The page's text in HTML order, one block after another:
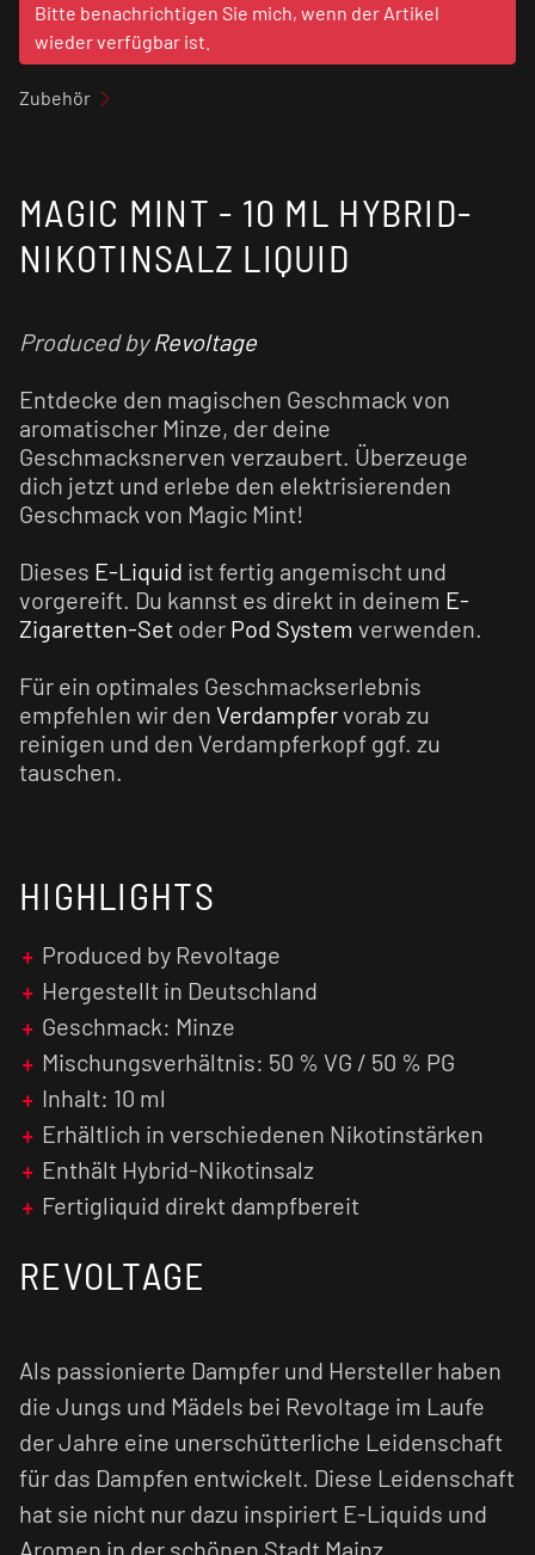
Bitte benachrichtigen Sie mich, wenn der Artikel
wieder verfügbar ist.
Zubehör
MAGIC MINT - 10 ML HYBRID-
NIKOTINSALZ LIQUID
Produced byRevoltage
Entdecke den magischen Geschmack von
aromatischer Minze, der deine
Geschmacksnerven verzaubert. Überzeuge
dich jetzt und erlebe den elektrisierenden
Geschmack von Magic Mint!
Dieses E-Liquid ist fertig angemischt und
vorgereift. Du kannst es direkt in deinem E-
Zigaretten-Set oder Pod System verwenden.
Für ein optimales Geschmackserlebnis
empfehlen wir den Verdampfervorab zu
reinigen und den Verdampferkopf ggf. zu
tauschen.
HIGHLIGHTS
Produced by Revoltage
Hergestellt in Deutschland
Geschmack: Minze
Mischungsverhältnis: 50 % VG / 50 % PG
Inhalt: 10 ml
Erhältlich in verschiedenen Nikotinstärken
Enthält Hybrid-Nikotinsalz
Fertigliquid direkt dampfbereit
REVOLTAGE
Als passionierte Dampfer und Hersteller haben
die Jungs und Mädels bei Revoltage im Laufe
der Jahre eine unerschütterliche Leidenschaft
für das Dampfen entwickelt. Diese Leidenschaft
hat sie nicht nur dazu inspiriert E-Liquids und
Aromen in der schönen Stadt Mainz